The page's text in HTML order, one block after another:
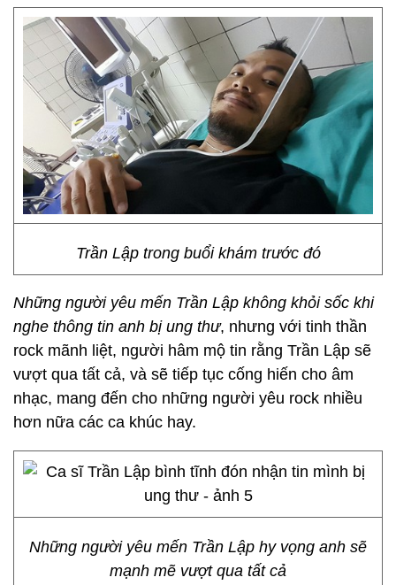
Trần Lập trong buổi khám trước đó
Những người yêu mến Trần Lập không khỏi sốc khi
nghe thông tin anh bị ung thư, nhưng với tinh thần
rock mãnh liệt, người hâm mộ tin rằng Trần Lập sẽ
vượt qua tất cả, và sẽ tiếp tục cống hiến cho âm
nhạc, mang đến cho những người yêu rock nhiều
hơn nữa các ca khúc hay.
Những người yêu mến Trần Lập hy vọng anh sẽ
mạnh mẽ vượt qua tất cả